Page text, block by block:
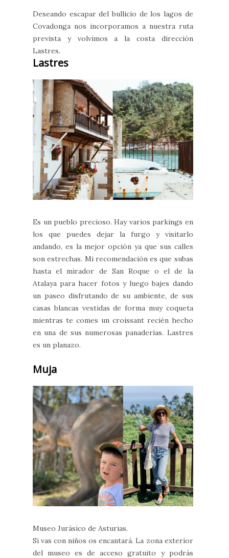
Deseando escapar del bullicio de los lagos de
Covadonga nos incorporamos a nuestra ruta
prevista y volvimos a la costa dirección
Lastres.
Lastres
Es un pueblo precioso. Hay varios parkings en
los que puedes dejar la furgo y visitarlo
andando, es la mejor opción ya que sus calles
son estrechas. Mi recomendación es que subas
hasta el mirador de San Roque o el de la
Atalaya para hacer fotos y luego bajes dando
un paseo disfrutando de su ambiente, de sus
casas blancas vestidas de forma muy coqueta
mientras te comes un croissant recién hecho
en una de sus numerosas panaderías. Lastres
es un planazo.
Muja
Museo Jurásico de Asturias.
Si vas con niños os encantará. La zona exterior
del museo es de acceso gratuito y podrás